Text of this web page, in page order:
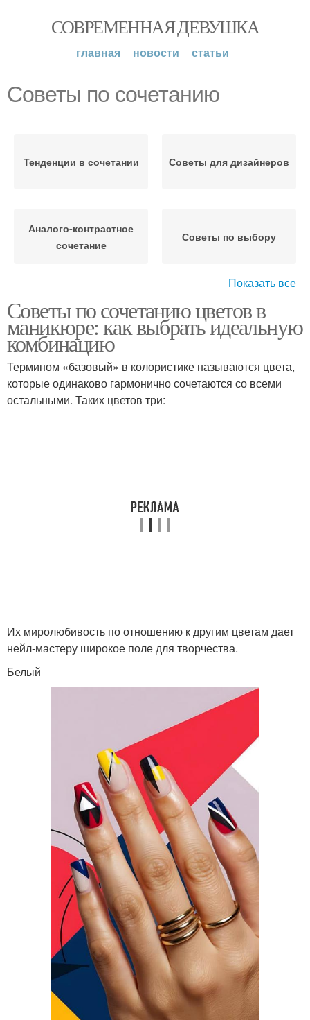
СОВРЕМЕННАЯ ДЕВУШКА
главная новости статьи
Советы по сочетанию
Тенденции в сочетании Советы для дизайнеров
Аналого-контрастное
сочетание
Советы по выбору
Советы по дизайну
советы
Советы от стилистов Модные советы
Джинсов для сочетания Советы по уходу
Показать все
Советы по сочетанию цветов в
маникюре: как выбрать идеальную
комбинацию
Термином «базовый» в колористике называются цвета,
которые одинаково гармонично сочетаются со всеми
остальными. Таких цветов три:
Их миролюбивость по отношению к другим цветам дает
нейл-мастеру широкое поле для творчества.
Белый